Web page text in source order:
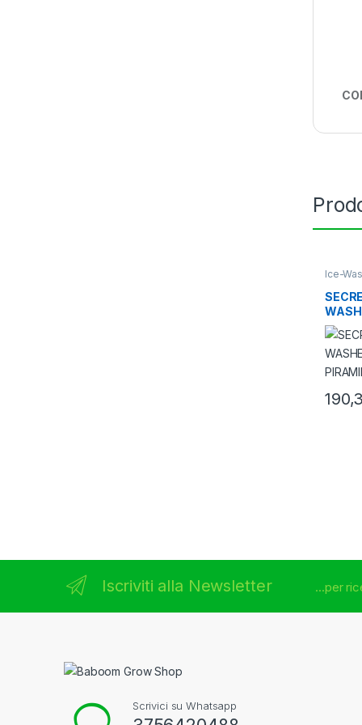
Ice-
Iscriviti alla Newsletter ...per
Scrivici su Whatsapp